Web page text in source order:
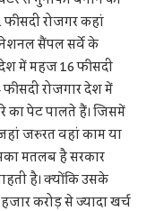
फीसदी रोजगर कहां
नेशनल सैंपल सर्वे के
में महज 16 फीसदी
रोजगार देश में
पेट पालते हैं। जिसमें
जरुरत वहां काम या
मतलब है सरकार
है। क्योंकि उसके
करोड़ से ज्यादा खर्च